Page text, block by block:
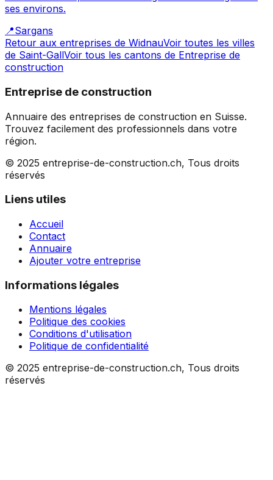
ses environs.
📍Sargans
Retour aux entreprises de WidnauVoir toutes les villes
de Saint-GallVoir tous les cantons de Entreprise de
construction
Entreprise de construction
Annuaire des entreprises de construction en Suisse.
Trouvez facilement des professionnels dans votre
région.
© 2025 entreprise-de-construction.ch, Tous droits
réservés
Liens utiles
Accueil
Contact
Annuaire
Ajouter votre entreprise
Informations légales
Mentions légales
Politique des cookies
Conditions d'utilisation
Politique de confidentialité
© 2025 entreprise-de-construction.ch, Tous droits
réservés